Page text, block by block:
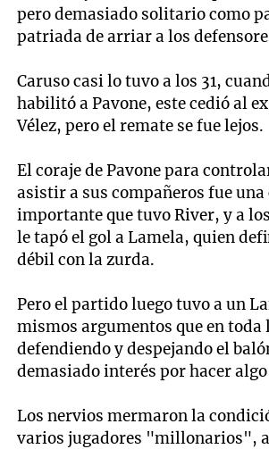
pero demasiado solitario como
patriada de arriar a los
Caruso casi lo tuvo a los 31,
habilitó a Pavone, este cedió al
Vélez, pero el remate se fue lejos.
El coraje de Pavone para
asistir a sus compañeros fue una
importante que tuvo River, y a
le tapó el gol a Lamela, quien
débil con la zurda.
Pero el partido luego tuvo a un
mismos argumentos que en toda
defendiendo y despejando el
demasiado interés por hacer
Los nervios mermaron la
varios jugadores "millonarios",